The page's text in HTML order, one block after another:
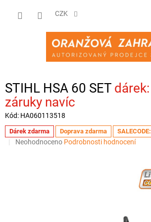
CZK
STIHL HSA 60 SET
záruky navíc
Kód: HA060113518
Dárek zdarma Doprava zdarma
Průměrné
Neohodnoceno Podrobnosti hodnocení